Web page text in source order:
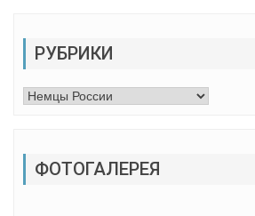
РУБРИКИ
Рубрики
ФОТОГАЛЕРЕЯ